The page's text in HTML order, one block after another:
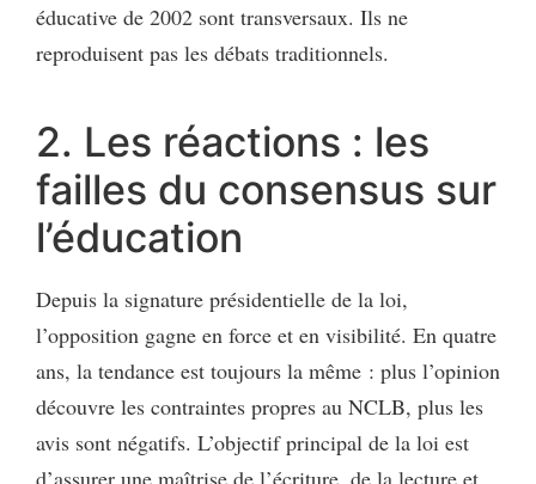
éducative de 2002 sont transversaux. Ils ne
reproduisent pas les débats traditionnels.
2. Les réactions : les
failles du consensus sur
l’éducation
Depuis la signature présidentielle de la loi,
l’opposition gagne en force et en visibilité. En quatre
ans, la tendance est toujours la même : plus l’opinion
découvre les contraintes propres au NCLB, plus les
avis sont négatifs. L’objectif principal de la loi est
d’assurer une maîtrise de l’écriture, de la lecture et